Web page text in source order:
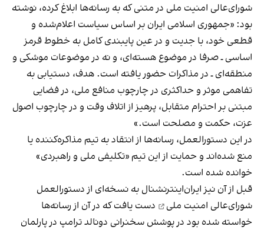
شورای‌عالی امنیت ملی در متنی که به رسانه‌ها ابلاغ کرده، نوشته
بود: «جمهوری اسلامی ایران بر اساس سیاست اعلام‌شده و
قطعی خود، با جدیت و در عین پایبندی کامل به خطوط قرمز
اساسی ـ صرفا در موضوع هسته‌ای، و نه در موضوعات موشکی و
منطقه‌ای ـ در مذاکرات حضور یافته است. هدف، دستیابی به
تفاهمی موثر و حداکثری در چارچوب منافع ملی، در فضایی
مبتنی بر احترام متقابل، پرهیز از اتلاف وقت و در چارچوب اصول
عزت، حکمت و مصلحت است.»
در این دستورالعمل، رسانه‌ها از انتقاد به تیم مذاکره‌کننده یا
منع شده‌اند و حمایت از این تیم «تکلیفی ملی و راهبردی»
خوانده شده است.
قبل از آن نیز ایران‌اینترنشنال به نسخه‌ای از دستورالعمل
شورای‌عالی امنیت ملی
دست یافت که در آن از رسانه‌ها
خواسته شده بود در پوشش سخنرانی دونالد ترامپ در پارلمان